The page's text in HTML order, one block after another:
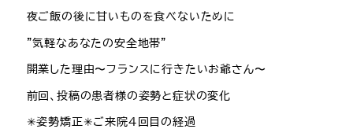
夜ご飯の後に甘いものを食べないために
”気軽なあなたの安全地帯”
開業した理由〜フランスに行きたいお爺さん〜
前回、投稿の患者様の姿勢と症状の変化
✳︎姿勢矯正✳︎ご来院4回目の経過